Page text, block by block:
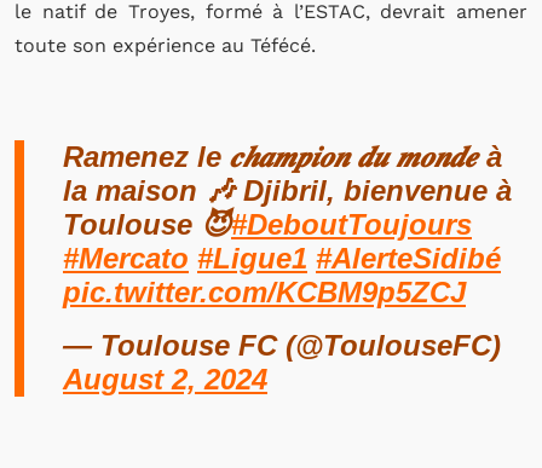
le natif de Troyes, formé à l’ESTAC, devrait amener
toute son expérience au Téfécé.
Ramenez le 𝒄𝒉𝒂𝒎𝒑𝒊𝒐𝒏 𝒅𝒖 𝒎𝒐𝒏𝒅𝒆 à
la maison 🎶 Djibril, bienvenue à
Toulouse 😈#DeboutToujours
#Mercato #Ligue1 #AlerteSidibé
pic.twitter.com/KCBM9p5ZCJ
— Toulouse FC (@ToulouseFC)
August 2, 2024